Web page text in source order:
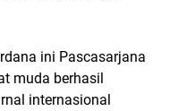
ini Pascasarjana
muda berhasil
internasional